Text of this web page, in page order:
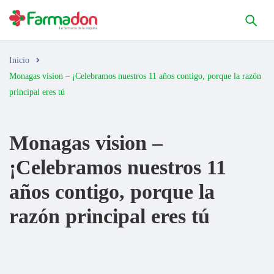
Inicio
Monagas vision – ¡Celebramos nuestros 11 años contigo, porque la razón
principal eres tú
Monagas vision –
¡Celebramos nuestros 11
años contigo, porque la
razón principal eres tú